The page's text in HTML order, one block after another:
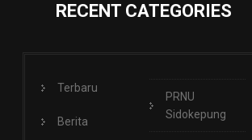
RECENT CATEGORIES
Terbaru
Berita
PRNU
Sidokepung